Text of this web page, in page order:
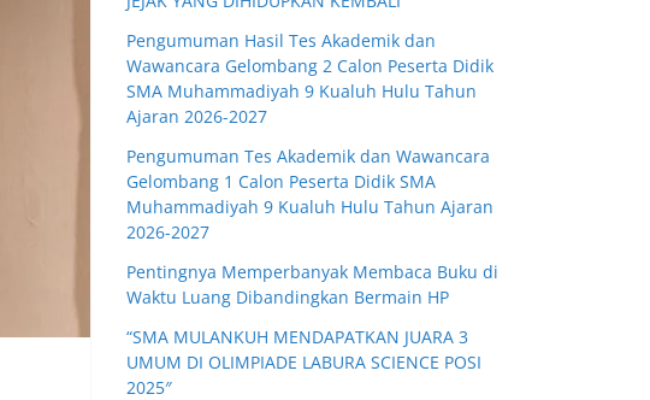
Pengumuman Hasil Tes Akademik dan
Wawancara Gelombang 2 Calon Peserta Didik
SMA Muhammadiyah 9 Kualuh Hulu Tahun
Ajaran 2026-2027
Pengumuman Tes Akademik dan Wawancara
Gelombang 1 Calon Peserta Didik SMA
Muhammadiyah 9 Kualuh Hulu Tahun Ajaran
2026-2027
Pentingnya Memperbanyak Membaca Buku di
Waktu Luang Dibandingkan Bermain HP
“SMA MULANKUH MENDAPATKAN JUARA 3
UMUM DI OLIMPIADE LABURA SCIENCE POSI
2025″